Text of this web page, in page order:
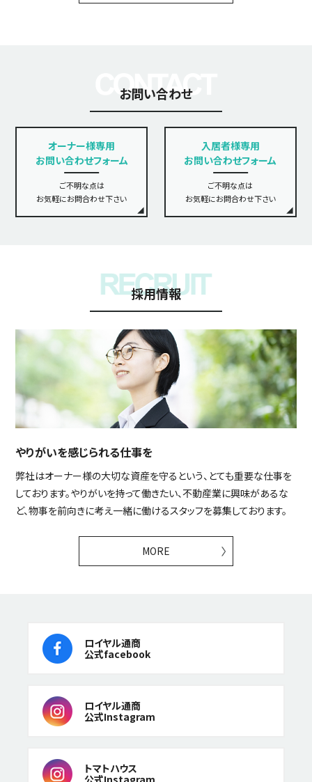
お問い合わせ
オーナー様専用
お問い合わせフォーム
ご不明な点は
お気軽にお問合わせ下さい
入居者様専用
お問い合わせフォーム
ご不明な点は
お気軽にお問合わせ下さい
採用情報
やりがいを感じられる仕事を
弊社はオーナー様の大切な資産を守るという、とても重要な仕事を
しております。やりがいを持って働きたい、不動産業に興味があるな
ど、物事を前向きに考え一緒に働けるスタッフを募集しております。
MORE
ロイヤル通商
公式facebook
ロイヤル通商
公式Instagram
トマトハウス